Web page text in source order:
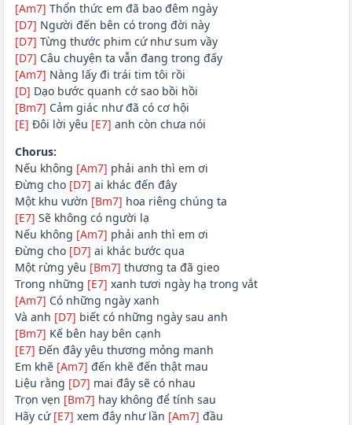
[Am7] Thổn thức em đã bao đêm ngày
[D7] Người đến bên có trong đời này
[D7] Từng thước phim cứ như sum vầy
[D7] Câu chuyện ta vẫn đang trong đấy
[Am7] Nàng lấy đi trái tim tôi rồi
[D] Dạo bước quanh cớ sao bồi hồi
[Bm7] Cảm giác như đã có cơ hội
[E] Đôi lời yêu [E7] anh còn chưa nói
Chorus:
Nếu không [Am7] phải anh thì em ơi
Đừng cho [D7] ai khác đến đây
Một khu vườn [Bm7] hoa riêng chúng ta
[E7] Sẽ không có người lạ
Nếu không [Am7] phải anh thì em ơi
Đừng cho [D7] ai khác bước qua
Một rừng yêu [Bm7] thương ta đã gieo
Trong những [E7] xanh tươi ngày hạ trong vắt
[Am7] Có những ngày xanh
Và anh [D7] biết có những ngày sau anh
[Bm7] Kế bên hay bên cạnh
[E7] Đến đây yêu thương mỏng manh
Em khẽ [Am7] đến khẽ đến thật mau
Liệu rằng [D7] mai đây sẽ có nhau
Trọn vẹn [Bm7] hay không để tính sau
Hãy cứ [E7] xem đây như lần [Am7] đầu